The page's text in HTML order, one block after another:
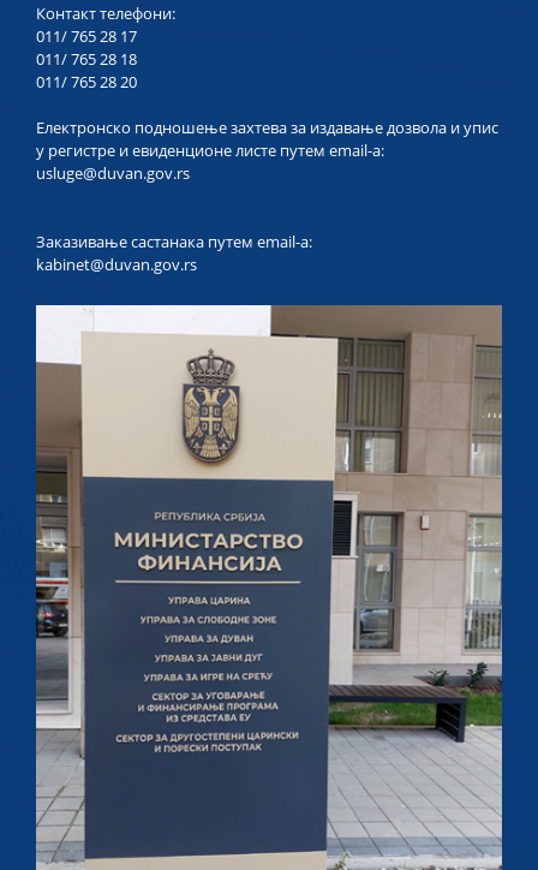
Контакт телефони:
011/ 765 28 17
011/ 765 28 18
011/ 765 28 20
Електронско подношење захтева за издавање дозвола и упис
у регистре и евиденционе листе путем email-a:
usluge@duvan.gov.rs
Заказивање састанака путем email-a:
kabinet@duvan.gov.rs